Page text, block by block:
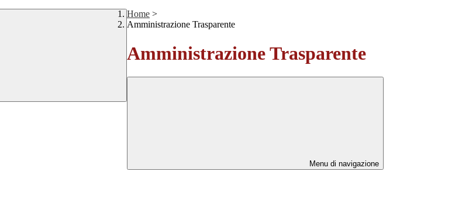
Home >
Amministrazione Trasparente
Amministrazione Trasparente
Menu di navigazione